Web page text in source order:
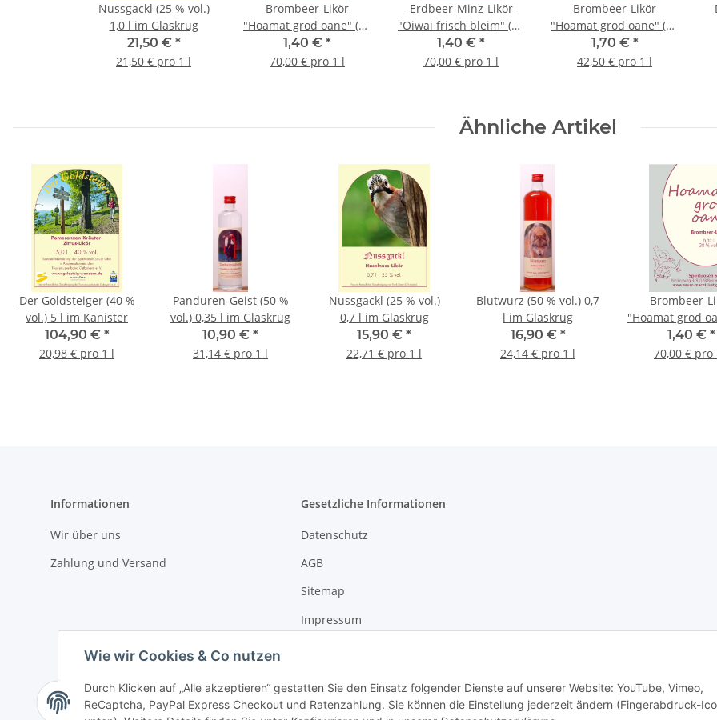
Wie wir Cookies & Co nutzen
Durch Klicken auf „Alle akzeptieren“ gestatten Sie den Einsatz folgender Dienste auf unserer Website: YouTube, Vimeo,
ReCaptcha, PayPal Express Checkout und Ratenzahlung. Sie können die Einstellung jederzeit ändern (Fingerabdruck-
Nussgackl (25 % vol.)
1,0 l im Glaskrug
21,50 € *
21,50 € pro 1 l
Brombeer-Likör
"Hoamat grod oane" (20
% vol.) 0,02 l Glaskrug
1,40 € *
70,00 € pro 1 l
Erdbeer-Minz-Likör
"Oiwai frisch bleim" (25
% vol.) 0,02 l Glaskrug
1,40 € *
70,00 € pro 1 l
Brombeer-Likör
"Hoamat grod oane" (20
% vol.) 0,04 l Glaskrug
1,70 € *
42,50 € pro 1 l
Ähnliche Artikel
Der Goldsteiger (40 %
vol.) 5 l im Kanister
104,90 € *
20,98 € pro 1 l
Panduren-Geist (50 %
vol.) 0,35 l im Glaskrug
10,90 € *
31,14 € pro 1 l
Nussgackl (25 % vol.)
0,7 l im Glaskrug
15,90 € *
22,71 € pro 1 l
Blutwurz (50 % vol.) 0,7
l im Glaskrug
16,90 € *
24,14 € pro 1 l
Brombeer-
"Hoamat grod
% vol.) 0,02 l
1,40 € *
70,00 € pro
Informationen
Wir über uns
Zahlung und Versand
Gesetzliche Informationen
Datenschutz
AGB
Sitemap
Impressum
Vertrag widerrufen